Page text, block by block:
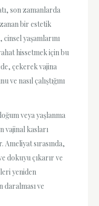
son zamanlarda
bir estetik
yaşamlarını
hissetmek için bu
çekerek vajina
ve nasıl çalıştığını
veya yaşlanma
vajinal kasları
Ameliyat sırasında,
dokuyu çıkarır ve
yeniden
daralması ve